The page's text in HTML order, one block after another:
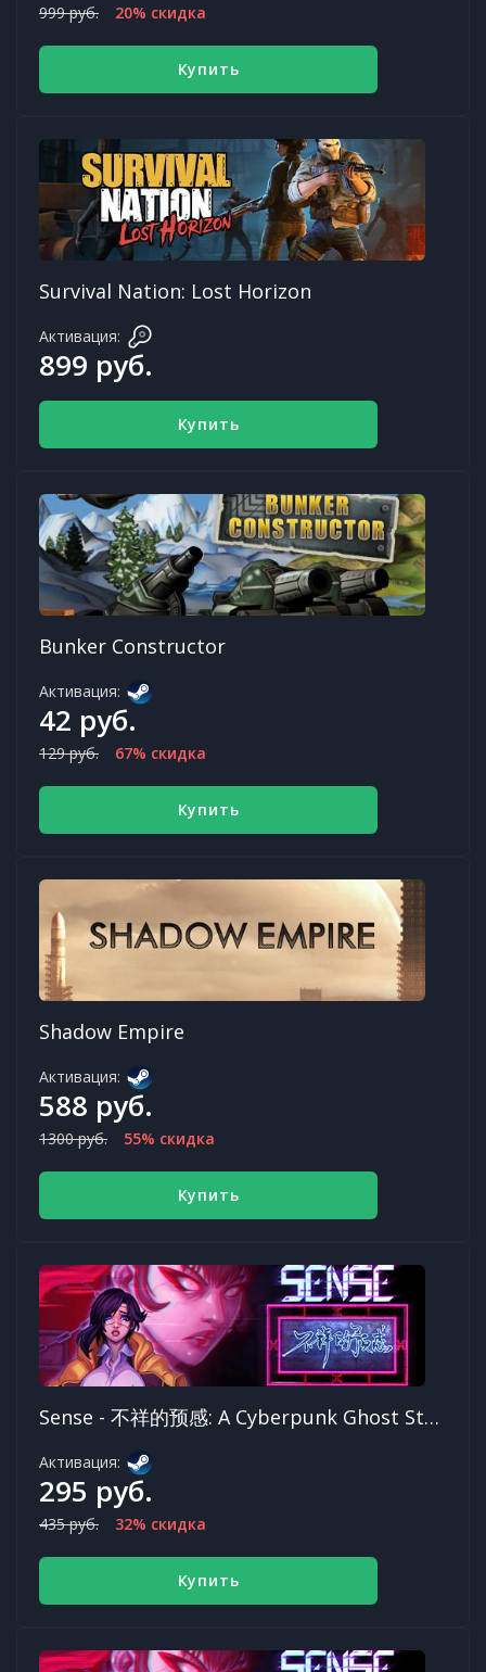
999 руб. 20% скидка
Купить
Survival Nation: Lost Horizon
Активация:
899 руб.
Купить
Bunker Constructor
Активация:
42 руб.
129 руб. 67% скидка
Купить
Shadow Empire
Активация:
588 руб.
1300 руб. 55% скидка
Купить
Sense - 不祥的预感: A Cyberpunk Ghost Story
Активация:
295 руб.
435 руб. 32% скидка
Купить